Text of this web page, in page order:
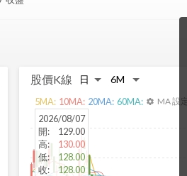
股價K線
2026/08/07
開:
129.00
高:
130.00
低:
128.00
收:
128.00
5MA: 10MA: 20MA: 60MA: settings MA 設定